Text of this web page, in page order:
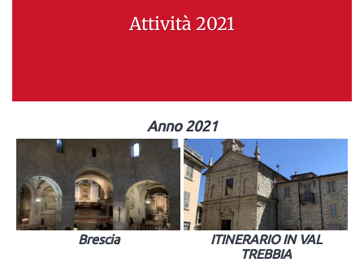
Attività 2021
Anno 2021
Brescia
ITINERARIO IN VAL
TREBBIA